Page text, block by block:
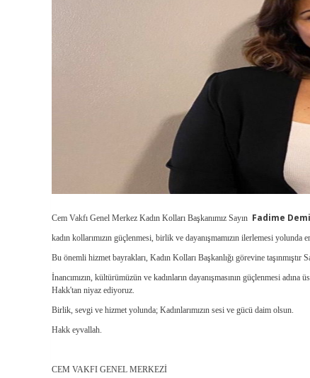
Cem Vakfı Genel Merkez Kadın Kolları Başkanımız Sayın Fadime
kadın kollarımızın güçlenmesi, birlik ve dayanışmamızın ilerlemesi yolunda
Bu önemli hizmet bayrakları, Kadın Kolları Başkanlığı görevine taşınmıştır
İnancımızın, kültürümüzün ve kadınların dayanışmasının güçlenmesi
Hakk'tan niyaz ediyoruz.
Birlik, sevgi ve hizmet yolunda; Kadınlarımızın sesi ve gücü daim olsun.
Hakk eyvallah.
CEM VAKFI GENEL MERKEZİ